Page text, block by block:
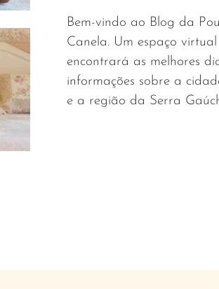
Bem-vindo ao Blog da
Canela. Um espaço
encontrará as melhores
informações sobre a
e a região da Serra